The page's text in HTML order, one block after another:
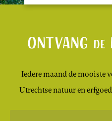
Ontvang de
Iedere maand de mooiste
Utrechtse natuur en